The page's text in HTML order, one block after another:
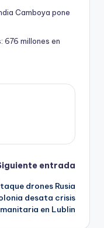
Camboya pone
676 millones en
entrada
drones Rusia
desata crisis
en Lublin